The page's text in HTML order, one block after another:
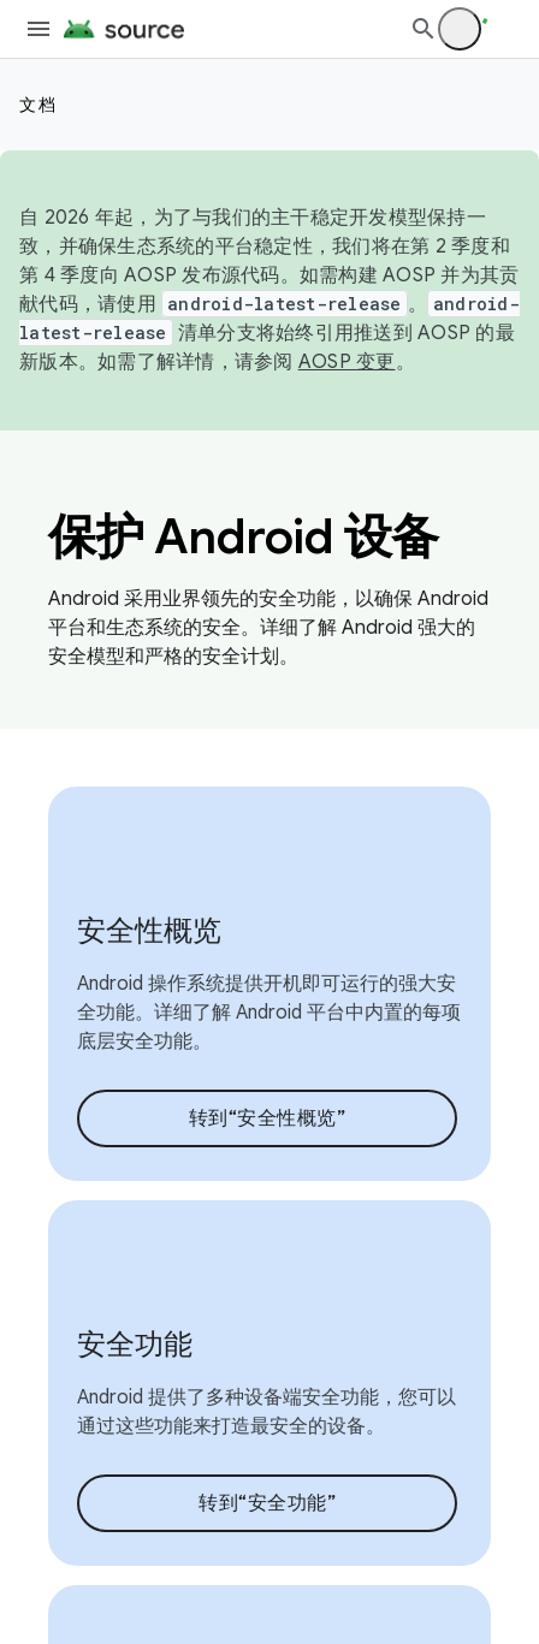
文档
自 2026 年起，为了与我们的主干稳定开发模型保持一
致，并确保生态系统的平台稳定性，我们将在第 2 季度和
第 4 季度向 AOSP 发布源代码。如需构建 AOSP 并为其贡
献代码，请使用 android-latest-release 。
android-
latest-release 清单分支将始终引用推送到 AOSP 的最
新版本。如需了解详情，请参阅 AOSP 变更。
保护 Android 设备
Android 采用业界领先的安全功能，以确保 Android
平台和生态系统的安全。详细了解 Android 强大的
安全模型和严格的安全计划。
安全性概览
Android 操作系统提供开机即可运行的强大安
全功能。详细了解 Android 平台中内置的每项
底层安全功能。
转到“安全性概览”
安全功能
Android 提供了多种设备端安全功能，您可以
通过这些功能来打造最安全的设备。
转到“安全功能”